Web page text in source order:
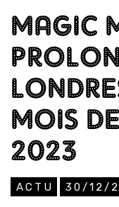
MAGIC
MOIS
2023
ACTU 30/12/